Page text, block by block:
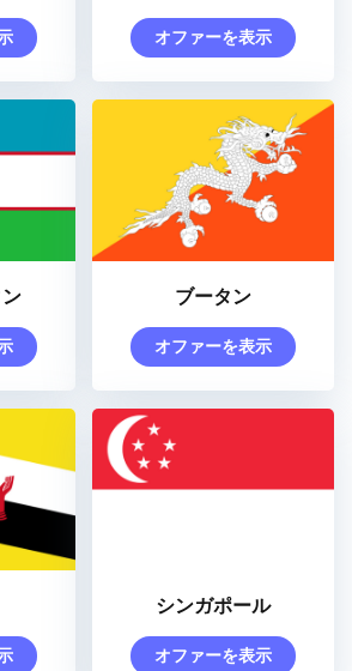
オファーを表示
ブータン
オファーを表示
シンガポール
オファーを表示